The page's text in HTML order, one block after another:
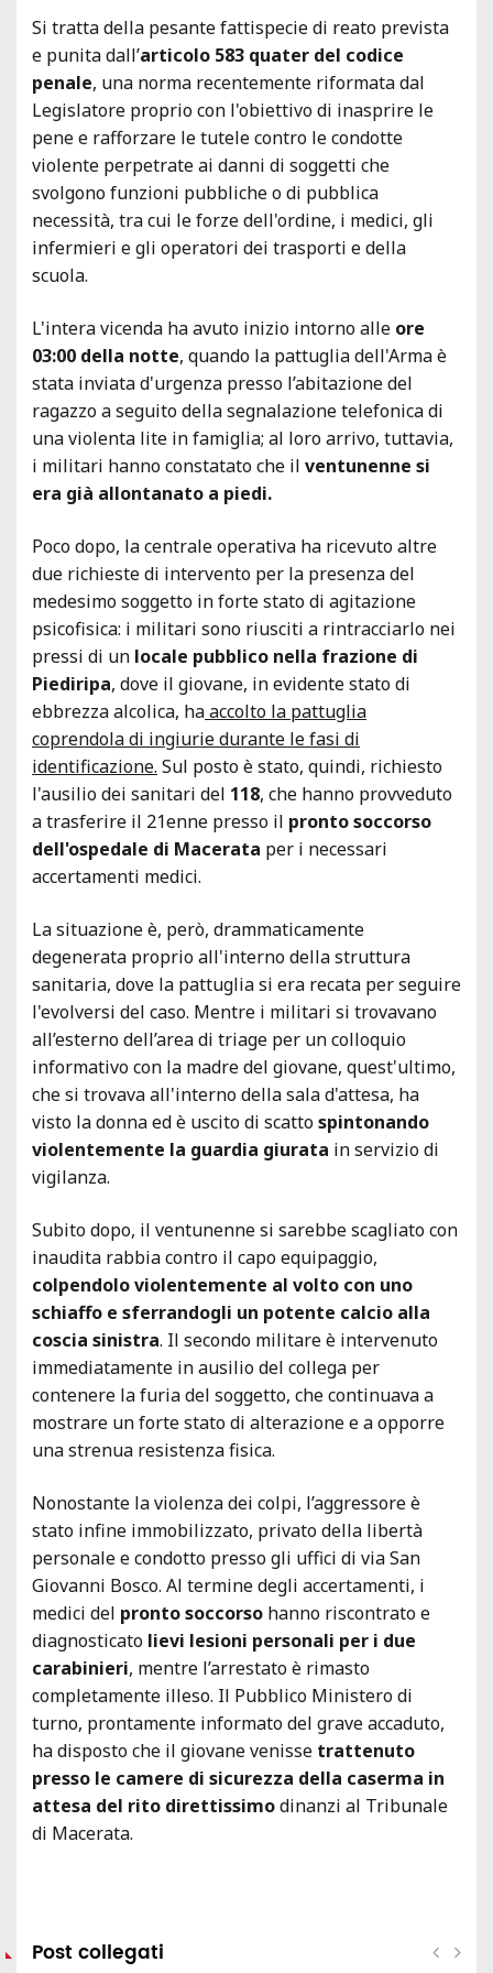
Si tratta della pesante fattispecie di reato prevista
e punita dall’articolo 583 quater del codice
penale, una norma recentemente riformata dal
Legislatore proprio con l'obiettivo di inasprire le
pene e rafforzare le tutele contro le condotte
violente perpetrate ai danni di soggetti che
svolgono funzioni pubbliche o di pubblica
necessità, tra cui le forze dell'ordine, i medici, gli
infermieri e gli operatori dei trasporti e della
scuola.
L'intera vicenda ha avuto inizio intorno alle ore
03:00 della notte, quando la pattuglia dell'Arma è
stata inviata d'urgenza presso l’abitazione del
ragazzo a seguito della segnalazione telefonica di
una violenta lite in famiglia; al loro arrivo, tuttavia,
i militari hanno constatato che il ventunenne si
era già allontanato a piedi.
Poco dopo, la centrale operativa ha ricevuto altre
due richieste di intervento per la presenza del
medesimo soggetto in forte stato di agitazione
psicofisica: i militari sono riusciti a rintracciarlo nei
pressi di un locale pubblico nella frazione di
Piediripa, dove il giovane, in evidente stato di
ebbrezza alcolica, haaccolto la pattuglia
coprendola di ingiurie durante le fasi di
identificazione. Sul posto è stato, quindi, richiesto
l'ausilio dei sanitari del 118, che hanno provveduto
a trasferire il 21enne presso il pronto soccorso
dell'ospedale di Macerata per i necessari
accertamenti medici.
La situazione è, però, drammaticamente
degenerata proprio all'interno della struttura
sanitaria, dove la pattuglia si era recata per seguire
l'evolversi del caso. Mentre i militari si trovavano
all’esterno dell’area di triage per un colloquio
informativo con la madre del giovane, quest'ultimo,
che si trovava all'interno della sala d'attesa, ha
visto la donna ed è uscito di scattospintonando
violentemente la guardia giurata in servizio di
vigilanza.
Subito dopo, il ventunenne si sarebbe scagliato con
inaudita rabbia contro il capo equipaggio,
colpendolo violentemente al volto con uno
schiaffo e sferrandogli un potente calcio alla
coscia sinistra. Il secondo militare è intervenuto
immediatamente in ausilio del collega per
contenere la furia del soggetto, che continuava a
mostrare un forte stato di alterazione e a opporre
una strenua resistenza fisica.
Nonostante la violenza dei colpi, l’aggressore è
stato infine immobilizzato, privato della libertà
personale e condotto presso gli uffici di via San
Giovanni Bosco. Al termine degli accertamenti, i
medici del pronto soccorso hanno riscontrato e
diagnosticato lievi lesioni personali per i due
carabinieri, mentre l’arrestato è rimasto
completamente illeso. Il Pubblico Ministero di
turno, prontamente informato del grave accaduto,
ha disposto che il giovane venisse trattenuto
presso le camere di sicurezza della caserma in
attesa del rito direttissimodinanzi al Tribunale
di Macerata.
Post collegati